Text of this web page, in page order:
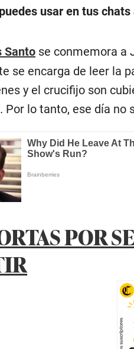
usar en tus
Santo se conmemora a
se encarga de leer la
y el crucifijo son
Por lo tanto, ese día no
POR